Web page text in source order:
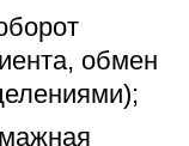
обмен